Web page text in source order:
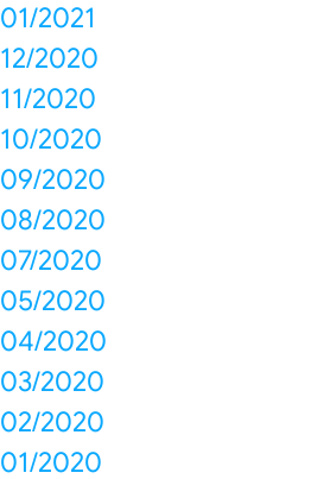
01/2021
12/2020
11/2020
10/2020
09/2020
08/2020
07/2020
05/2020
04/2020
03/2020
02/2020
01/2020